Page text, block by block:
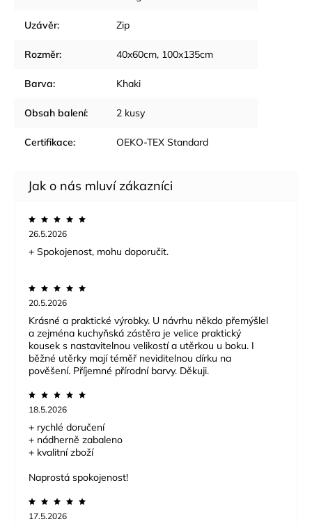
Uzávěr: Zip
Rozměr: 40x60cm, 100x135cm
Barva: Khaki
Obsah balení: 2 kusy
Certifikace: OEKO-TEX Standard
26.5.2026
+ Spokojenost, mohu doporučit.
20.5.2026
Krásné a praktické výrobky. U návrhu někdo přemýšlel
a zejména kuchyňská zástěra je velice praktický
kousek s nastavitelnou velikostí a utěrkou u boku. I
běžné utěrky mají téměř neviditelnou dírku na
pověšení. Příjemné přírodní barvy. Děkuji.
18.5.2026
+ rychlé doručení
+ nádherně zabaleno
+ kvalitní zboží
Naprostá spokojenost!
17.5.2026